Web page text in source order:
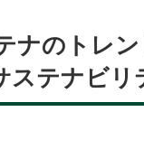
ナのトレ
ステナビ